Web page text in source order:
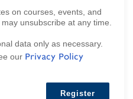
on courses, events, and
unsubscribe at any time.
data only as necessary.
our Privacy Policy
Register